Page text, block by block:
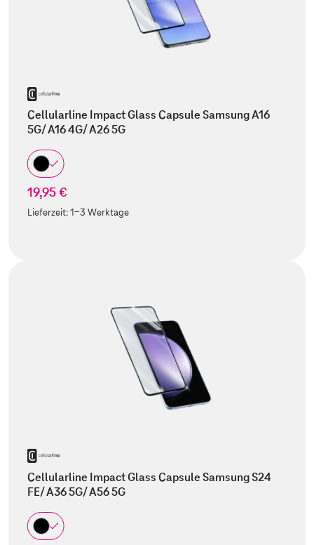
Cellularline Impact Glass Capsule Samsung A16
5G/ A16 4G/ A26 5G
19,95 €
Lieferzeit:1-3 Werktage
Cellularline Impact Glass Capsule Samsung S24
FE/ A36 5G/ A56 5G